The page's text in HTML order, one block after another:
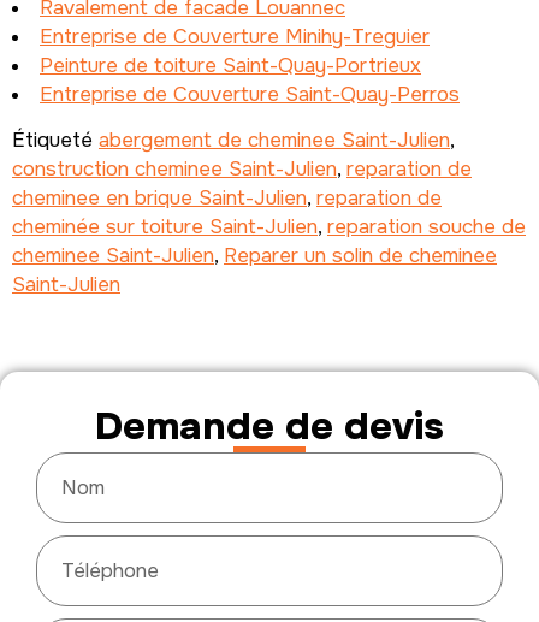
Ravalement de facade Louannec
Entreprise de Couverture Minihy-Treguier
Peinture de toiture Saint-Quay-Portrieux
Entreprise de Couverture Saint-Quay-Perros
Étiqueté abergement de cheminee Saint-Julien,
construction cheminee Saint-Julien, reparation de
cheminee en brique Saint-Julien, reparation de
cheminée sur toiture Saint-Julien, reparation souche de
cheminee Saint-Julien, Reparer un solin de cheminee
Saint-Julien
Demande de devis